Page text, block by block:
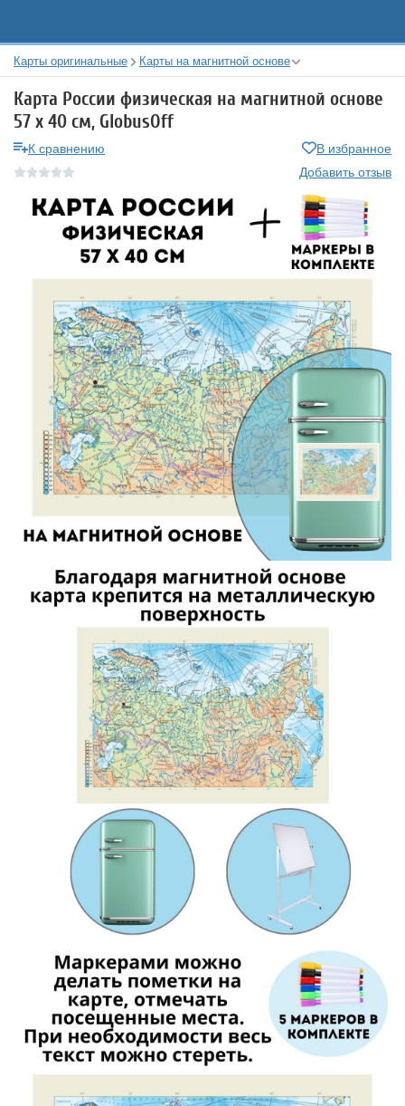
Карты оригинальные Карты на магнитной основе
Карта России физическая на магнитной основе
57 х 40 см, GlobusOff
К сравнению
В избранное
Добавить отзыв